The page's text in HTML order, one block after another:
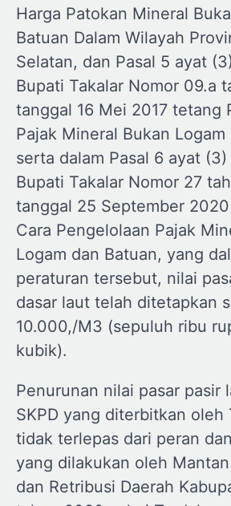
Harga Patokan Mineral
Batuan Dalam Wilayah
Selatan, dan Pasal 5 ayat
Bupati Takalar Nomor 09.a
tanggal 16 Mei 2017 tetang
Pajak Mineral Bukan Logam
serta dalam Pasal 6 ayat
Bupati Takalar Nomor 27
tanggal 25 September
Cara Pengelolaan Pajak
Logam dan Batuan, yang
peraturan tersebut, nilai
dasar laut telah ditetapkan
10.000,/M3 (sepuluh ribu
kubik).
Penurunan nilai pasar pasir
SKPD yang diterbitkan oleh
tidak terlepas dari peran
yang dilakukan oleh
dan Retribusi Daerah